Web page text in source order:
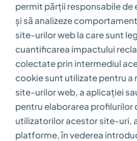
permit părții responsabile de
și să analizeze
site-urilor web la care sunt
cuantificarea impactului
colectate prin intermediul
cookie sunt utilizate pentru
site-urilor web, a aplicației
pentru elaborarea profilurilor
utilizatorilor acestor site-uri,
platforme, în vederea